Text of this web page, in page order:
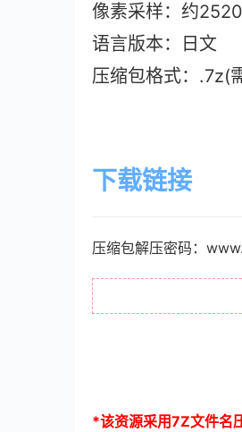
像素采样：约
语言版本：日文
压缩包格式：.7z(
下载链接
压缩包解压密码：
*该资源采用7Z文件名